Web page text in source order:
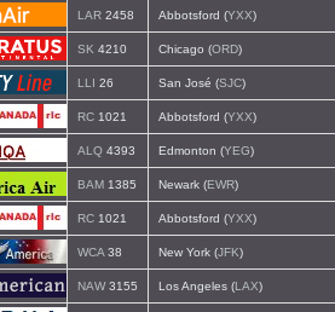
LAR 2458 Abbotsford (YXX)
SK 4210 Chicago (ORD)
LLI 26 San José (SJC)
RC 1021 Abbotsford (YXX)
ALQ 4393 Edmonton (YEG)
BAM 1385 Newark (EWR)
RC 1021 Abbotsford (YXX)
WCA 38 New York (JFK)
NAW3155 Los Angeles (LAX)